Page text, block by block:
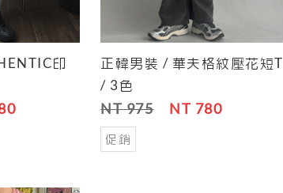
印
正韓男裝 / 華夫格紋壓花短T
/ 3色
NT 975 NT 780
促銷